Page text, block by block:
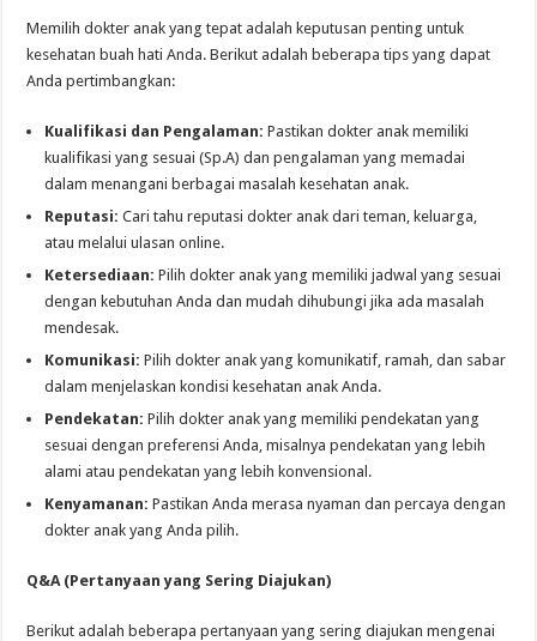
Memilih dokter anak yang tepat adalah keputusan penting untuk
kesehatan buah hati Anda. Berikut adalah beberapa tips yang dapat
Anda pertimbangkan:
Kualifikasi dan Pengalaman: Pastikan dokter anak memiliki
kualifikasi yang sesuai (Sp.A) dan pengalaman yang memadai
dalam menangani berbagai masalah kesehatan anak.
Reputasi: Cari tahu reputasi dokter anak dari teman, keluarga,
atau melalui ulasan online.
Ketersediaan: Pilih dokter anak yang memiliki jadwal yang sesuai
dengan kebutuhan Anda dan mudah dihubungi jika ada masalah
mendesak.
Komunikasi: Pilih dokter anak yang komunikatif, ramah, dan sabar
dalam menjelaskan kondisi kesehatan anak Anda.
Pendekatan: Pilih dokter anak yang memiliki pendekatan yang
sesuai dengan preferensi Anda, misalnya pendekatan yang lebih
alami atau pendekatan yang lebih konvensional.
Kenyamanan: Pastikan Anda merasa nyaman dan percaya dengan
dokter anak yang Anda pilih.
Q&A (Pertanyaan yang Sering Diajukan)
Berikut adalah beberapa pertanyaan yang sering diajukan mengenai